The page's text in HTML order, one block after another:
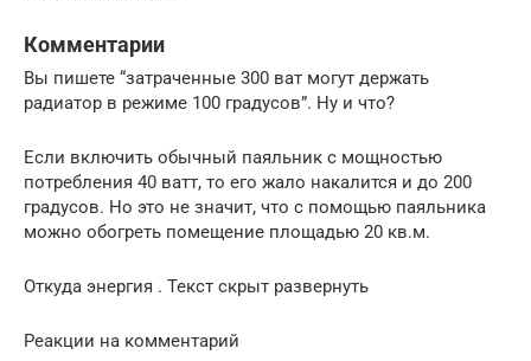
Комментарии
Вы пишете “затраченные 300 ват могут держать
радиатор в режиме 100 градусов”. Ну и что?
Если включить обычный паяльник с мощностью
потребления 40 ватт, то его жало накалится и до 200
градусов. Но это не значит, что с помощью паяльника
можно обогреть помещение площадью 20 кв.м.
Откуда энергия . Текст скрыт развернуть
Реакции на комментарий